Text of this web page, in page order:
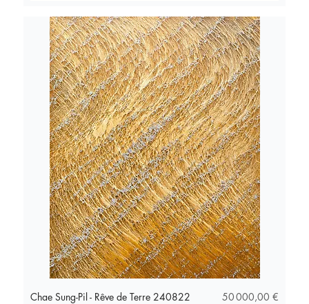
Chae Sung-Pil - Rêve de Terre 240822 Prix
50 000,00 €